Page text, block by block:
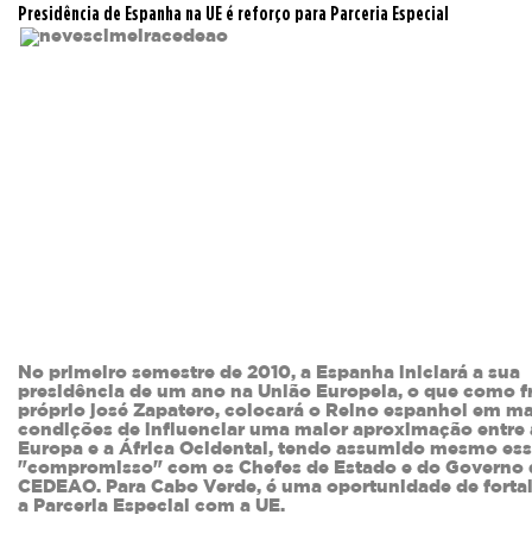
Presidência de Espanha na UE é reforço para Parceria Especial
No primeiro semestre de 2010, a Espanha iniciará a sua
presidência de um ano na União Europeia, o que como
próprio josé Zapatero, colocará o Reino espanhol em
condições de influenciar uma maior aproximação entre
Europa e a África Ocidental, tendo assumido mesmo
"compromisso" com os Chefes de Estado e do Governo
CEDEAO. Para Cabo Verde, é uma oportunidade de
a Parceria Especial com a UE.